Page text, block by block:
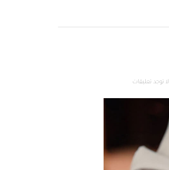
لا توجد تعليقات